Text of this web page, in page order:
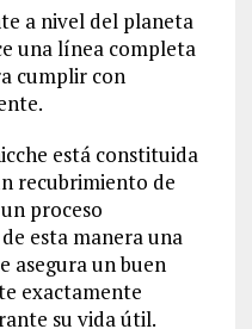
a nivel del planeta
una línea completa
cumplir con
está constituida
recubrimiento de
proceso
esta manera una
asegura un buen
exactamente
su vida útil.